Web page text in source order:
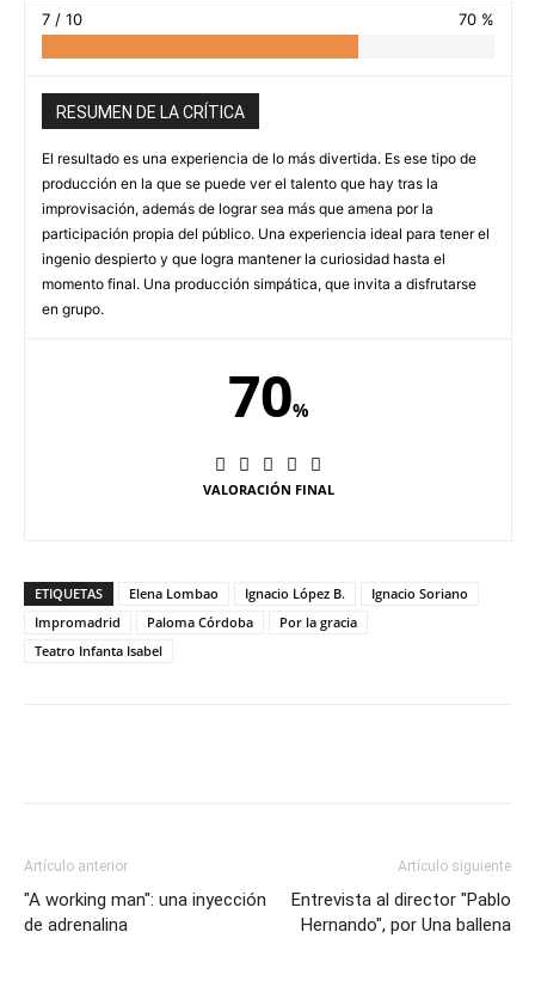
7 / 10 70 %
RESUMEN DE LA CRÍTICA
El resultado es una experiencia de lo más divertida. Es ese tipo de
producción en la que se puede ver el talento que hay tras la
improvisación, además de lograr sea más que amena por la
participación propia del público. Una experiencia ideal para tener el
ingenio despierto y que logra mantener la curiosidad hasta el
momento final. Una producción simpática, que invita a disfrutarse
en grupo.
70%
VALORACIÓN FINAL
ETIQUETAS Elena Lombao Ignacio López B.
Ignacio Soriano
Impromadrid
Paloma Córdoba
Por la gracia
Teatro Infanta Isabel
Artículo anterior
"A working man": una inyección
de adrenalina
Artículo siguiente
Entrevista al director "Pablo
Hernando", por Una ballena